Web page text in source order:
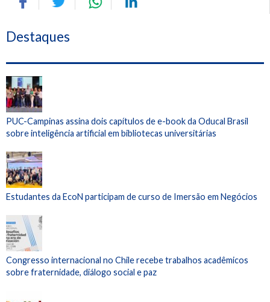
Destaques
PUC-Campinas assina dois capítulos de e-book da Oducal Brasil
sobre inteligência artificial em bibliotecas universitárias
Estudantes da EcoN participam de curso de Imersão em Negócios
Congresso internacional no Chile recebe trabalhos acadêmicos
sobre fraternidade, diálogo social e paz